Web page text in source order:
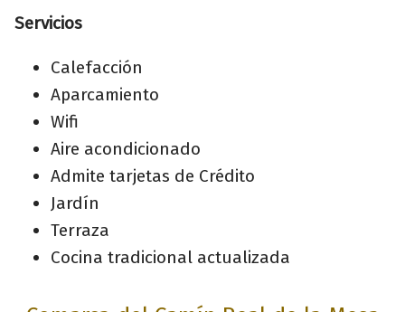
Servicios
Calefacción
Aparcamiento
Wifi
Aire acondicionado
Admite tarjetas de Crédito
Jardín
Terraza
Cocina tradicional actualizada